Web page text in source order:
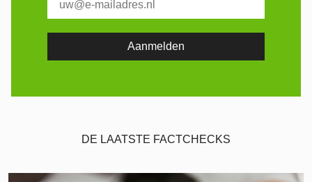
DE LAATSTE FACTCHECKS